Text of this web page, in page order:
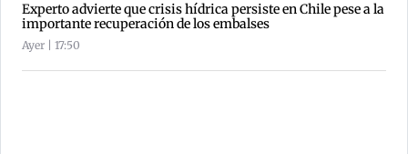
Experto advierte que crisis hídrica persiste en Chile pese a la
importante recuperación de los embalses
Ayer | 17:50